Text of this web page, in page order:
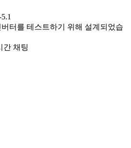
터를 테스트하기 위해 설계되었습
간 채팅